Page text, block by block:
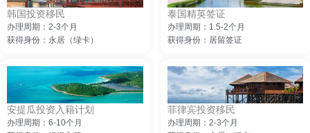
韩国投资移民
办理周期：2-3个月
获得身份：永居（绿卡）
泰国精英签证
办理周期：1.5-2个月
获得身份：居留签证
安提瓜投资入籍计划
办理周期：6-10个月
菲律宾投资移民
办理周期：2-3个月